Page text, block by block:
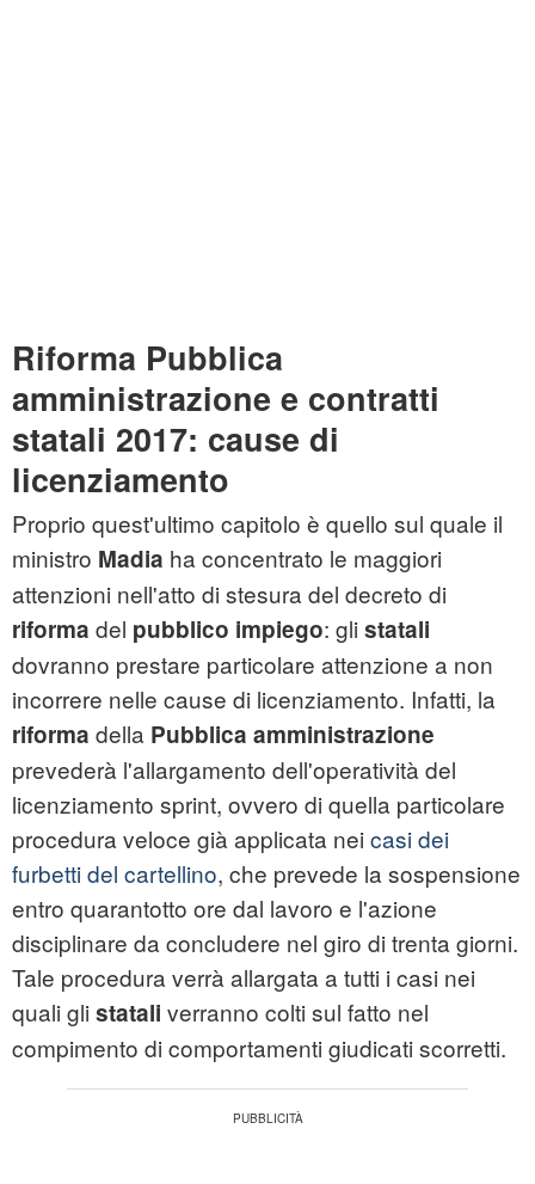
Riforma Pubblica
amministrazione e contratti
statali 2017: cause di
licenziamento
Proprio quest'ultimo capitolo è quello sul quale il
ministro Madia ha concentrato le maggiori
attenzioni nell'atto di stesura del decreto di
riforma del pubblico impiego: gli statali
dovranno prestare particolare attenzione a non
incorrere nelle cause di licenziamento. Infatti, la
riforma della Pubblica amministrazione
prevederà l'allargamento dell'operatività del
licenziamento sprint, ovvero di quella particolare
procedura veloce già applicata nei casi dei
furbetti del cartellino, che prevede la sospensione
entro quarantotto ore dal lavoro e l'azione
disciplinare da concludere nel giro di trenta giorni.
Tale procedura verrà allargata a tutti i casi nei
quali gli statali verranno colti sul fatto nel
compimento di comportamenti giudicati scorretti.